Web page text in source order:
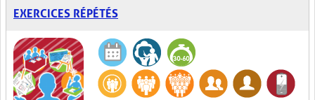
EXERCICES RÉPÉTÉS